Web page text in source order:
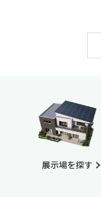
展示場を探す